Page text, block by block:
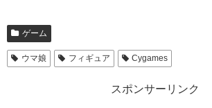
ゲーム
ウマ娘 フィギュア Cygames
スポンサーリンク